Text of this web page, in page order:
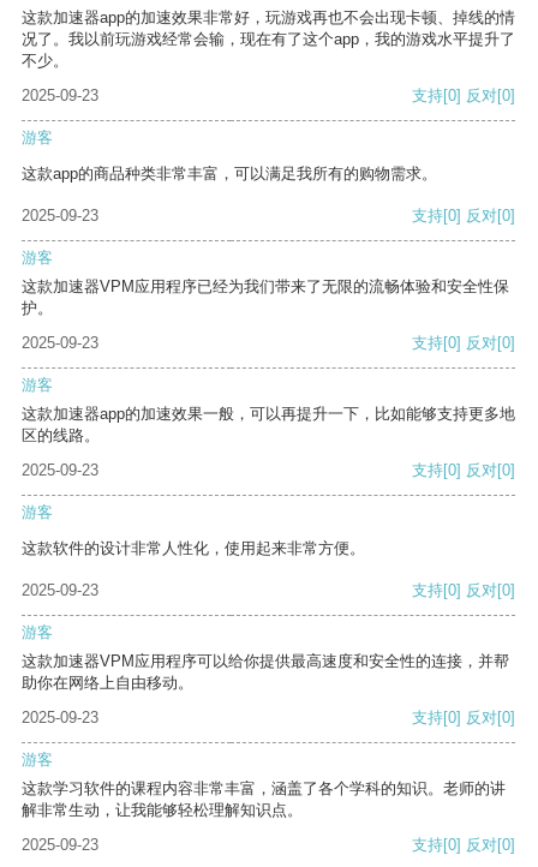
这款加速器app的加速效果非常好，玩游戏再也不会出现卡顿、掉线的情
况了。我以前玩游戏经常会输，现在有了这个app，我的游戏水平提升了
不少。
2025-09-23
支持[0] 反对[0]
游客
这款app的商品种类非常丰富，可以满足我所有的购物需求。
2025-09-23 支持[0] 反对[0]
游客
这款加速器VPM应用程序已经为我们带来了无限的流畅体验和安全性保
护。
2025-09-23
支持[0] 反对[0]
游客
这款加速器app的加速效果一般，可以再提升一下，比如能够支持更多地
区的线路。
2025-09-23
支持[0] 反对[0]
游客
这款软件的设计非常人性化，使用起来非常方便。
2025-09-23 支持[0] 反对[0]
游客
这款加速器VPM应用程序可以给你提供最高速度和安全性的连接，并帮
助你在网络上自由移动。
2025-09-23
支持[0] 反对[0]
游客
这款学习软件的课程内容非常丰富，涵盖了各个学科的知识。老师的讲
解非常生动，让我能够轻松理解知识点。
2025-09-23
支持[0] 反对[0]